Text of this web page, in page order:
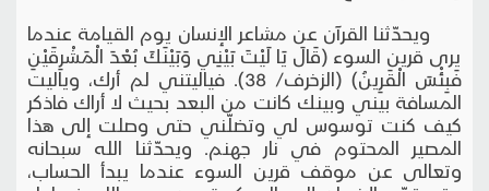
ويحدّثنا القرآن عن مشاعر الإنسان يوم القيامة عندما
يرى قرين السوء (قَالَ يَا لَيْتَ بَيْنِي وَبَيْنَكَ بُعْدَ الْمَشْرِقَيْنِ
فَبِئْسَ الْقَرِينُ) (الزخرف/ 38). فياليتني لم أرك، وياليت
المسافة بيني وبينك كانت من البعد بحيث لا أراك فاذكر
كيف كنت توسوس لي وتضلّني حتى وصلت إلى هذا
المصير المحتوم في نار جهنم. ويحدّثنا الله سبحانه
وتعالى عن موقف قرين السوء عندما يبدأ الحساب،